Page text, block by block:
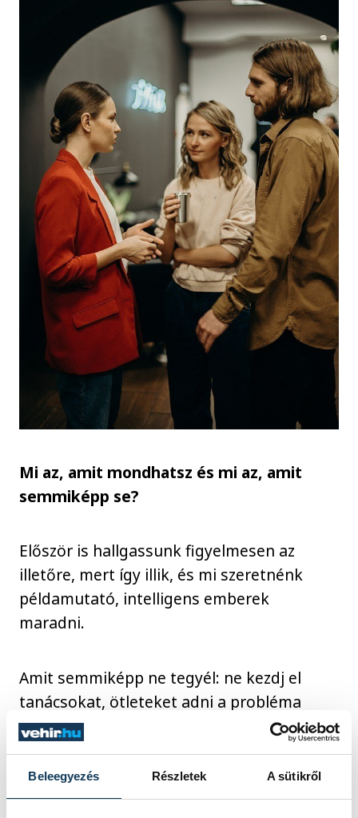
Beleegyezés Részletek A sütikről
Mi az, amit mondhatsz és mi az, amit
semmiképp se?
Először is hallgassunk figyelmesen az
illetőre, mert így illik, és mi szeretnénk
példamutató, intelligens emberek
maradni.
Amit semmiképp ne tegyél: ne kezdj el
tanácsokat, ötleteket adni a probléma
megoldásához (kivéve persze, ha esetleg
maga kéri ezt). Azt fogja hinni, hogy nem
érted meg őt és a nehézségeit, ezért még
jobban elmerül az önsajnálatban, folytatja